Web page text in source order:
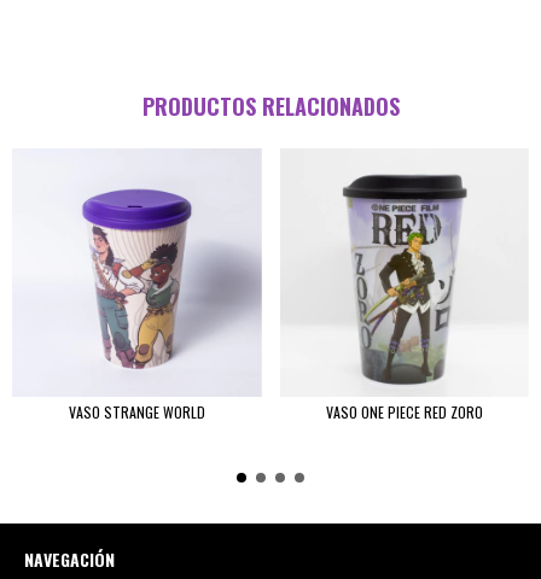
PRODUCTOS RELACIONADOS
VASO STRANGE WORLD VASO ONE PIECE RED ZORO
NAVEGACIÓN